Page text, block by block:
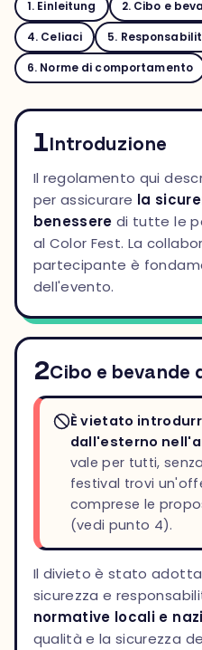
1. Einleitung 2. Cibo e
4. Celiaci
5.
6. Norme di comportamento
1Introduzione
Il regolamento qui
per assicurare la
benessere di tutte le
al Color Fest. La
partecipante è
dell'evento.
2Cibo e bevande
È vietato
dall'esterno
vale per tutti,
festival trovi
comprese le
(vedi punto 4).
Il divieto è stato
sicurezza e
normative locali e
qualità e la sicurezza